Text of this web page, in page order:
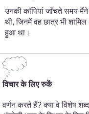
उनकी कॉपियां जाँचते समय
थी, जिनमें वह छात्र भी
हुआ था।
विचार के लिए रुकें
वर्णन करते हैं? क्या वे विशेष